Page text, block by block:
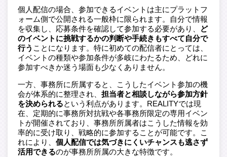
個人配信の場合、参加できるイベントは主にプラットフ
ォーム側で公開される一般枠に限られます。自分で情報
を収集し、応募条件を確認して参加する必要があり、
ど
のイベントに挑戦するかの判断や手続きもすべて自分で
行う ことになります。特に初めての配信者にとっては、
イベントの種類や参加条件が多岐にわたるため、どれに
参加すべきか迷う場面も少なくありません。
一方、事務所に所属すると、こうしたイベント参加の機
会が体系的に整理され、 担当者と相談しながら参加方針
を決められるという利点があります。REALITYでは現
在、定期的に事務所対抗戦や各事務所限定の専用イベン
トが開催されており、事務所所属者はこうした情報を効
率的に受け取り、戦略的に参加することが可能です。こ
れにより、 個人配信では気づきにくいチャンスも逃さず
活用できるのが事務所所属の大きな特徴です。